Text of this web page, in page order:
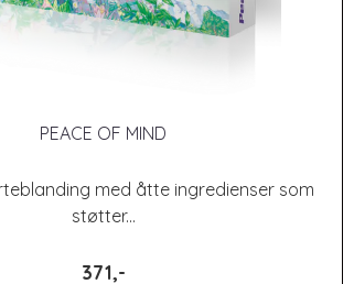
PEACE OF MIND
med åtte ingredienser som
støtter...
371,-